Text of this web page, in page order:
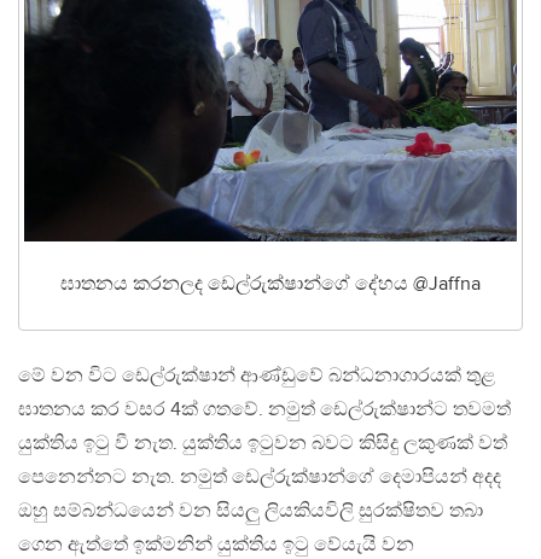
ඝාතනය කරනලද ඩෙල්රුක්ෂාන්ගේ දේහය @Jaffna
මේ වන විට ඩෙල්රුක්ෂාන් ආණ්ඩුවේ බන්ධනාගාරයක් තුළ
ඝාතනය කර වසර 4ක් ගතවේ. නමුත් ඩෙල්රුක්ෂාන්ට තවමත්
යුක්තිය ඉටු වී නැත. යුක්තිය ඉටුවන බවට කිසිදු ලකුණක් වත්
පෙනෙන්නට නැත. නමුත් ඩෙල්රුක්ෂාන්ගේ දෙමාපියන් අදද
ඔහු සම්බන්ධයෙන් වන සියලු ලියකියවිලි සුරක්ෂිතව තබා
ගෙන ඇත්තේ ඉක්මනින් යුක්තිය ඉටු වේයැයි වන